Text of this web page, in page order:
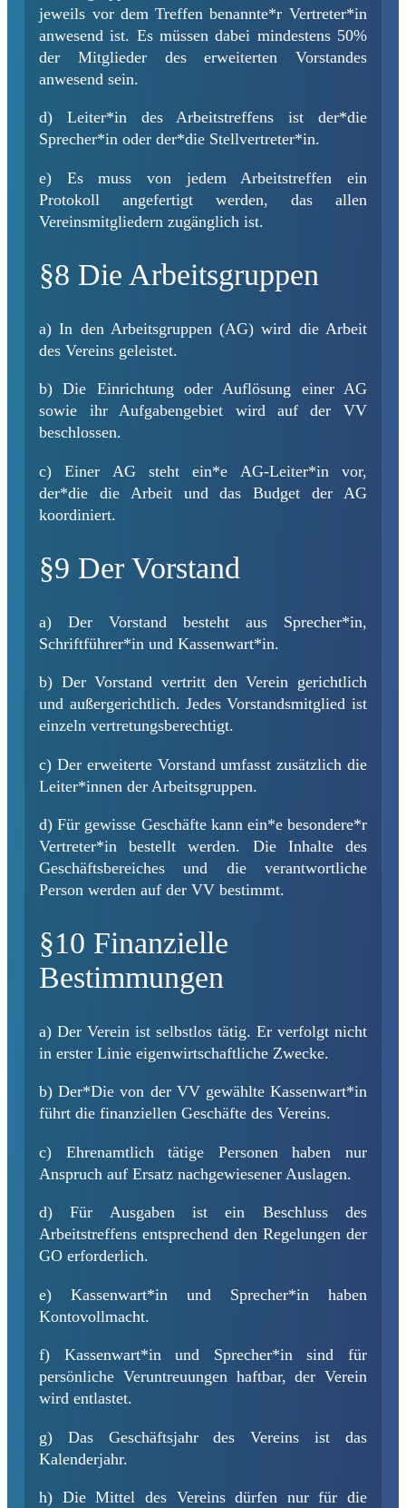
jeweils vor dem Treffen benannte*r Vertreter*in
anwesend ist. Es müssen dabei mindestens 50%
der Mitglieder des erweiterten Vorstandes
anwesend sein.
d) Leiter*in des Arbeitstreffens ist der*die
Sprecher*in oder der*die Stellvertreter*in.
e) Es muss von jedem Arbeitstreffen ein
Protokoll angefertigt werden, das allen
Vereinsmitgliedern zugänglich ist.
§8 Die Arbeitsgruppen
a) In den Arbeitsgruppen (AG) wird die Arbeit
des Vereins geleistet.
b) Die Einrichtung oder Auflösung einer AG
sowie ihr Aufgabengebiet wird auf der VV
beschlossen.
c) Einer AG steht ein*e AG-Leiter*in vor,
der*die die Arbeit und das Budget der AG
koordiniert.
§9 Der Vorstand
a) Der Vorstand besteht aus Sprecher*in,
Schriftführer*in und Kassenwart*in.
b) Der Vorstand vertritt den Verein gerichtlich
und außergerichtlich. Jedes Vorstandsmitglied ist
einzeln vertretungsberechtigt.
c) Der erweiterte Vorstand umfasst zusätzlich die
Leiter*innen der Arbeitsgruppen.
d) Für gewisse Geschäfte kann ein*e besondere*r
Vertreter*in bestellt werden. Die Inhalte des
Geschäftsbereiches und die verantwortliche
Person werden auf der VV bestimmt.
§10 Finanzielle
Bestimmungen
a) Der Verein ist selbstlos tätig. Er verfolgt nicht
in erster Linie eigenwirtschaftliche Zwecke.
b) Der*Die von der VV gewählte Kassenwart*in
führt die finanziellen Geschäfte des Vereins.
c) Ehrenamtlich tätige Personen haben nur
Anspruch auf Ersatz nachgewiesener Auslagen.
d) Für Ausgaben ist ein Beschluss des
Arbeitstreffens entsprechend den Regelungen der
GO erforderlich.
e) Kassenwart*in und Sprecher*in haben
Kontovollmacht.
f) Kassenwart*in und Sprecher*in sind für
persönliche Veruntreuungen haftbar, der Verein
wird entlastet.
g) Das Geschäftsjahr des Vereins ist das
Kalenderjahr.
h) Die Mittel des Vereins dürfen nur für die